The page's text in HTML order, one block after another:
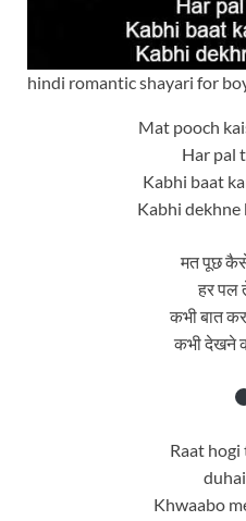
hindi romantic shayari for
Mat pooch
Har pal
Kabhi baat
Kabhi dekhne
मत पूछ
हर पल
कभी बात
कभी देखने
Raat hogi
Khwaabo